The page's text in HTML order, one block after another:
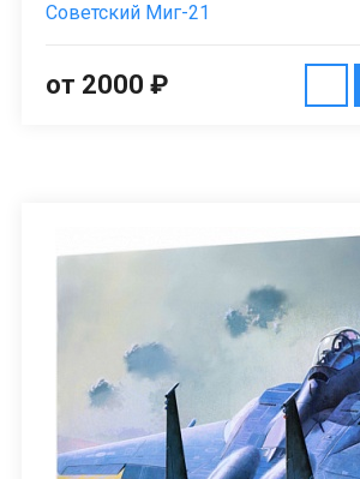
Советский Миг-21
от 2000 ₽